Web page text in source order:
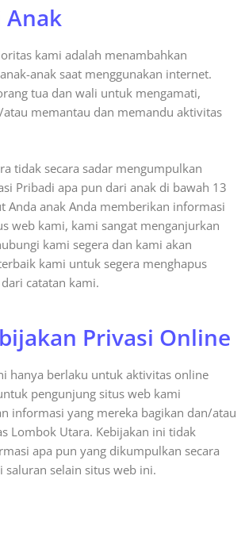
kami adalah menambahkan
anak saat menggunakan internet.
tua dan wali untuk mengamati,
memantau dan memandu aktivitas
tidak secara sadar mengumpulkan
Pribadi apa pun dari anak di bawah 13
Anda anak Anda memberikan informasi
web kami, kami sangat menganjurkan
kami segera dan kami akan
kami untuk segera menghapus
catatan kami.
Privasi Online
hanya berlaku untuk aktivitas online
pengunjung situs web kami
informasi yang mereka bagikan dan/atau
Lombok Utara. Kebijakan ini tidak
apa pun yang dikumpulkan secara
selain situs web ini.